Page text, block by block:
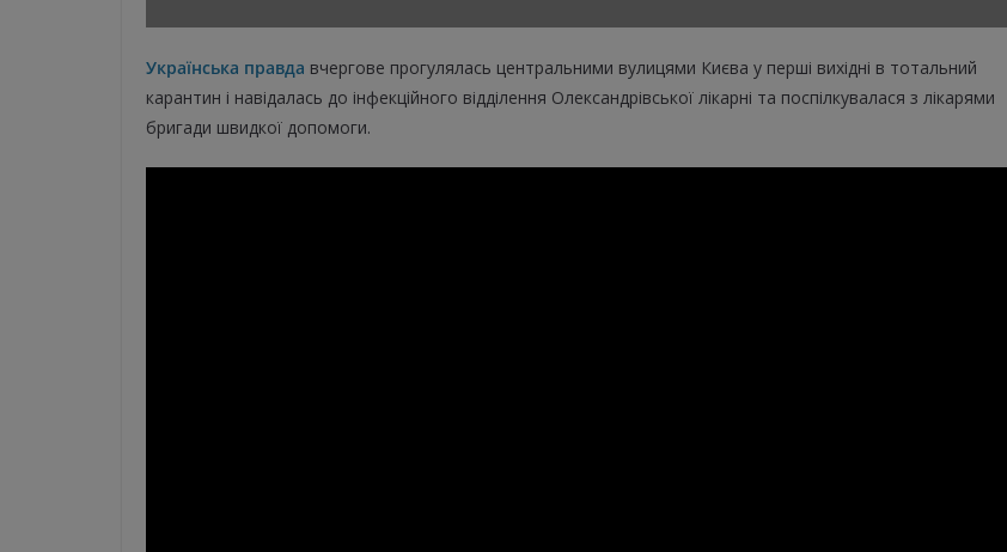
Українська правда вчергове прогулялась центральними вулицями Києва у перші вихідні в тотальний
карантин і навідалась до інфекційного відділення Олександрівської лікарні та поспілкувалася з лікарями
бригади швидкої допомоги.